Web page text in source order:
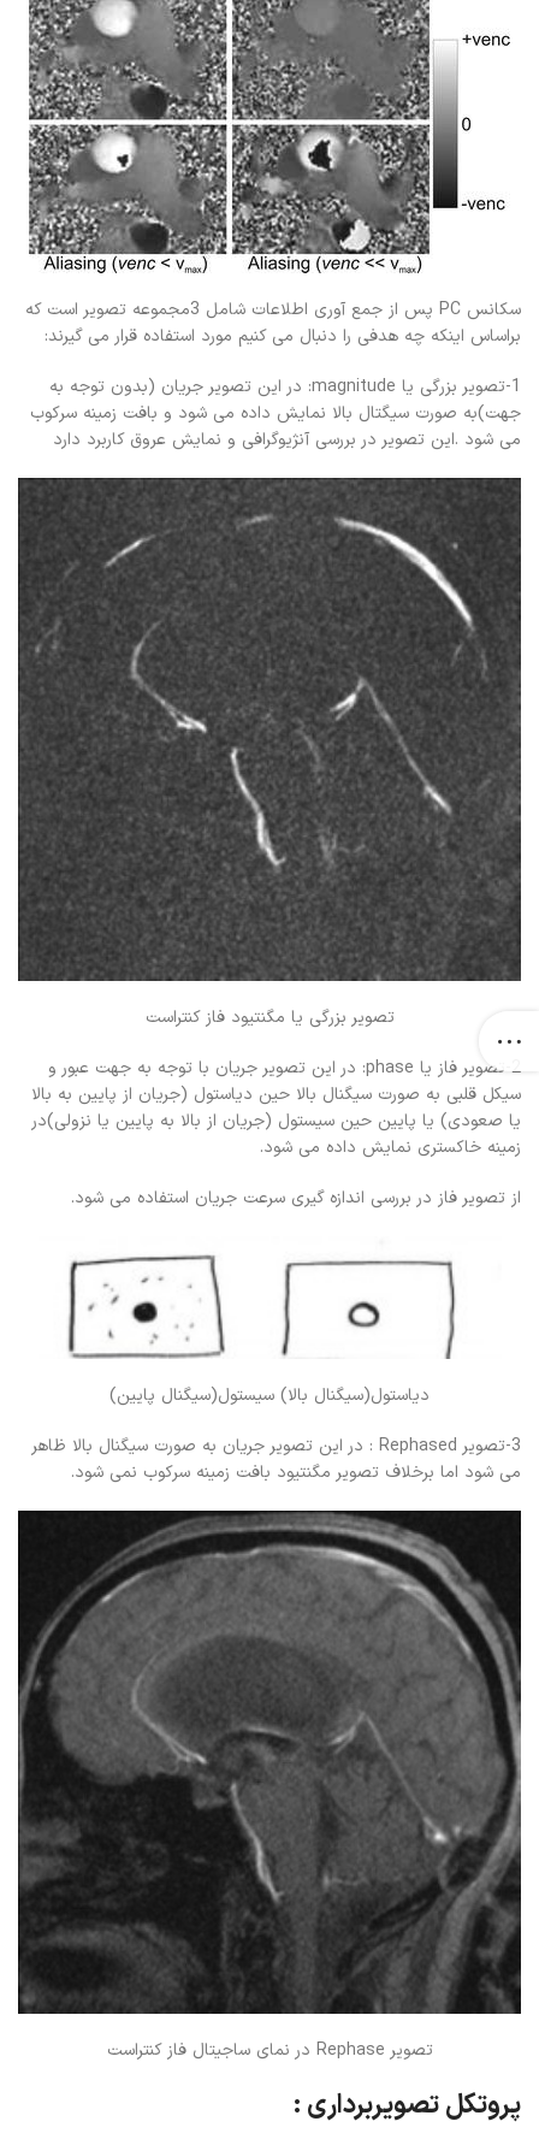
سکانس PC پس از جمع آوری اطلاعات شامل 3مجموعه تصویر است که
براساس اینکه چه هدفی را دنبال می کنیم مورد استفاده قرار می گیرند:
1-تصویر بزرگی یا magnitude: در این تصویر جریان (بدون توجه به
جهت)به صورت سیگتال بالا نمایش داده می شود و بافت زمینه سرکوب
می شود .این تصویر در بررسی آنژیوگرافی و نمایش عروق کاربرد دارد
تصویر بزرگی یا مگنتیود فاز کنتراست
2-تصویر فاز یا phase: در این تصویر جریان با توجه به جهت عبور و
سیکل قلبی به صورت سیگنال بالا حین دیاستول (جریان از پایین به بالا
یا صعودی) یا پایین حین سیستول (جریان از بالا به پایین یا نزولی)در
زمینه خاکستری نمایش داده می شود.
از تصویر فاز در بررسی اندازه گیری سرعت جریان استفاده می شود.
دیاستول(سیگنال بالا) سیستول(سیگنال پایین)
3-تصویر Rephased : در این تصویر جریان به صورت سیگنال بالا ظاهر
می شود اما برخلاف تصویر مگنتیود بافت زمینه سرکوب نمی شود.
تصویر Rephase در نمای ساجیتال فاز کنتراست
پروتکل تصویربرداری :